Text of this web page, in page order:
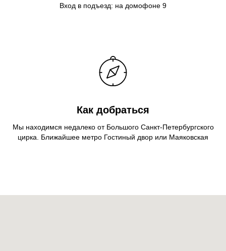
Вход в подъезд: на домофоне 9
Как добраться
Мы находимся недалеко от Большого Санкт-Петербургского
цирка. Ближайшее метро Гостиный двор или Маяковская